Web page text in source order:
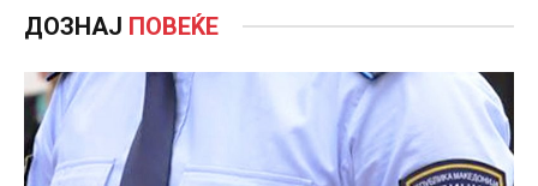
ДОЗНАЈ ПОВЕЌЕ